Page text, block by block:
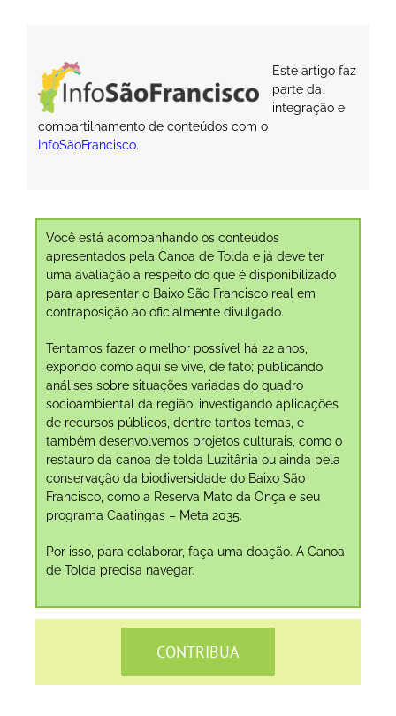
Este artigo faz
parte da
integração e
compartilhamento de conteúdos com o
InfoSãoFrancisco.
Você está acompanhando os conteúdos
apresentados pela Canoa de Tolda e já deve ter
uma avaliação a respeito do que é disponibilizado
para apresentar o Baixo São Francisco real em
contraposição ao oficialmente divulgado.
Tentamos fazer o melhor possível há 22 anos,
expondo como aqui se vive, de fato; publicando
análises sobre situações variadas do quadro
socioambiental da região; investigando aplicações
de recursos públicos, dentre tantos temas, e
também desenvolvemos projetos culturais, como o
restauro da canoa de tolda Luzitânia ou ainda pela
conservação da biodiversidade do Baixo São
Francisco, como a Reserva Mato da Onça e seu
programa Caatingas – Meta 2035.
Por isso, para colaborar, faça uma doação. A Canoa
de Tolda precisa navegar.
CONTRIBUA